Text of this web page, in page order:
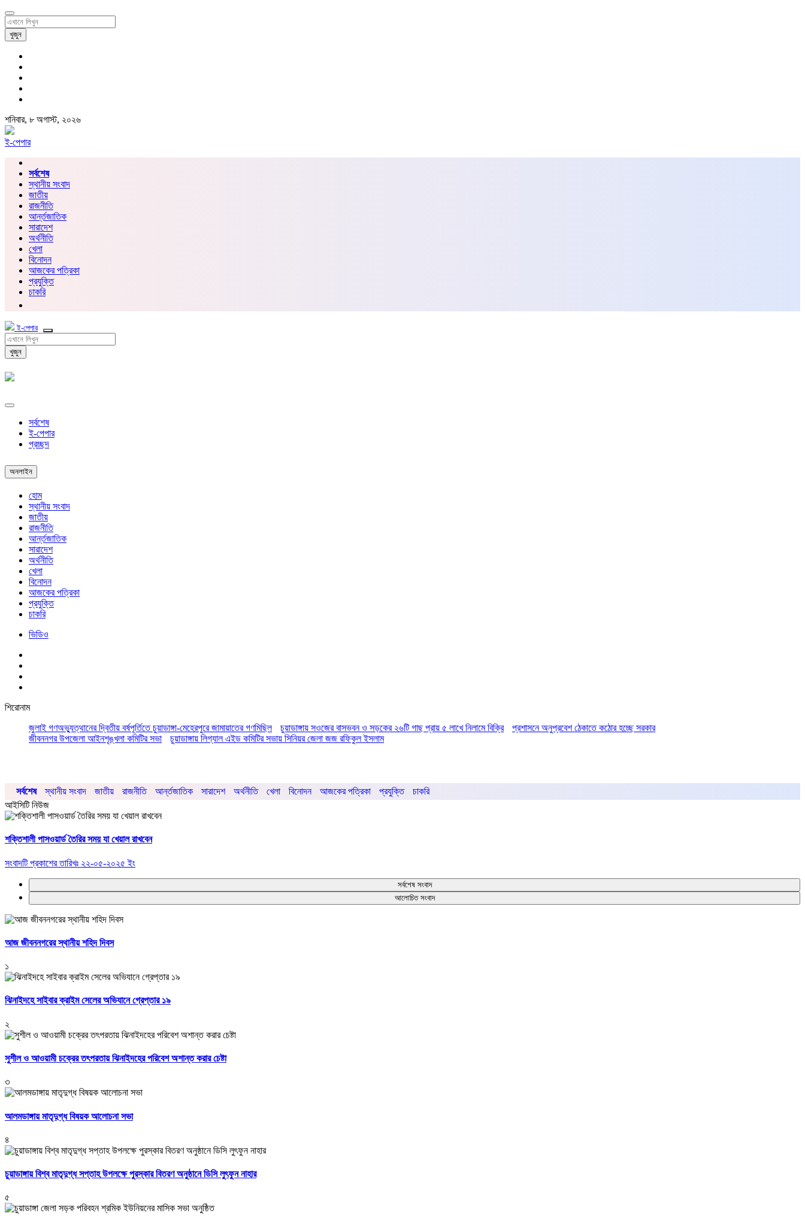
খুজুন
শনিবার, ৮ অগাস্ট, ২০২৬
ই-পেপার
সর্বশেষ
স্থানীয় সংবাদ
জাতীয়
রাজনীতি
আর্ন্তজাতিক
সারাদেশ
অর্থনীতি
খেলা
বিনোদন
আজকের পত্রিকা
প্রযুক্তি
চাকরি
ই-পেপার
খুজুন
সর্বশেষ
ই-পেপার
প্রচ্ছদ
অনলাইন
হোম
স্থানীয় সংবাদ
জাতীয়
রাজনীতি
আর্ন্তজাতিক
সারাদেশ
অর্থনীতি
খেলা
বিনোদন
আজকের পত্রিকা
প্রযুক্তি
চাকরি
ভিডিও
শিরোনাম
জুলাই গণঅভ্যুত্থানের দ্বিতীয় বর্ষপূর্তিতে চুয়াডাঙ্গা-মেহেরপুরে জামায়াতের গণমিছিল
চুয়াডাঙ্গায় সওজের বাসভবন ও সড়কের ২৬টি গাছ প্রায় ৫ লাখে নিলামে বিক্রি
প্রশাসনে অনুপ্রবেশ ঠেকাতে কঠোর হচ্ছে সরকার
জীবননগর উপজেলা আইনশৃঙ্খলা কমিটির সভা
চুয়াডাঙ্গায় লিগ্যাল এইড কমিটির সভায় সিনিয়র জেলা জজ রফিকুল ইসলাম
সর্বশেষ স্থানীয় সংবাদ জাতীয় রাজনীতি আর্ন্তজাতিক সারাদেশ অর্থনীতি খেলা বিনোদন আজকের পত্রিকা প্রযুক্তি
চাকরি
আইসিটি নিউজ
শক্তিশালী পাসওয়ার্ড তৈরির সময় যা খেয়াল রাখবেন
সংবাদটি প্রকাশের তারিখঃ ২২-০৫-২০২৫ ইং
সর্বশেষ সংবাদ
আলোচিত সংবাদ
আজ জীবননগরের স্থানীয় শহিদ দিবস
১
ঝিনাইদহে সাইবার ক্রাইম সেলের অভিযানে গ্রেপ্তার ১৯
২
সুশীল ও আওয়ামী চক্রের তৎপরতায় ঝিনাইদহের পরিবেশ অশান্ত করার চেষ্টা
৩
আলমডাঙ্গায় মাতৃদুগ্ধ বিষয়ক আলোচনা সভা
৪
চুয়াডাঙ্গায় বিশ্ব মাতৃদুগ্ধ সপ্তাহ উপলক্ষে পুরস্কার বিতরণ অনুষ্ঠানে ডিসি লুৎফুন নাহার
৫